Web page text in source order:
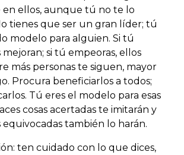
en ellos, aunque tú no te lo
tienes que ser un gran líder; tú
modelo para alguien. Si tú
mejoran; si tú empeoras, ellos
más personas te siguen, mayor
Procura beneficiarlos a todos;
Tú eres el modelo para esas
cosas acertadas te imitarán y
equivocadas también lo harán.
ten cuidado con lo que dices,